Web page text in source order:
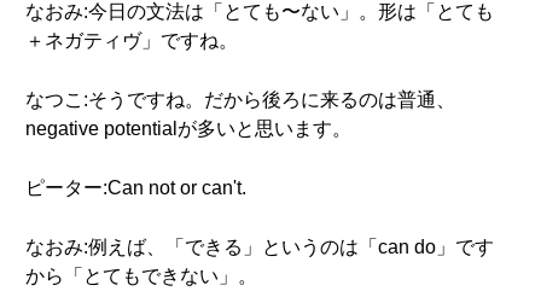
なおみ:今日の文法は「とても〜ない」。形は「とても
＋ネガティヴ」ですね。
なつこ:そうですね。だから後ろに来るのは普通、
negative potentialが多いと思います。
ピーター:Can not or can't.
なおみ:例えば、「できる」というのは「can do」です
から「とてもできない」。